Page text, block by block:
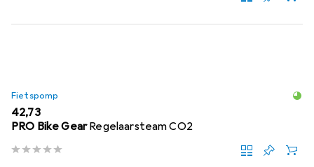
Fietspomp
EUR
42,73
PRO Bike GearRegelaarsteam CO2